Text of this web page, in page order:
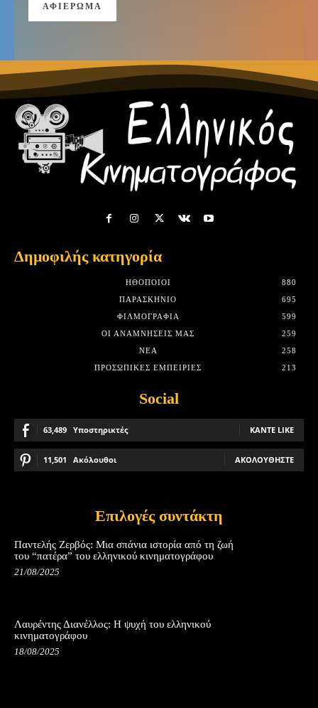
ΑΦΙΈΡΩΜΑ
Δημοφιλής κατηγορία
HΘΟΠΟΙΟΊ
880
ΠΑΡΑΣΚΉΝΙΟ
695
ΦΙΛΜΟΓΡΑΦΊΑ
599
ΟΙ ΑΝΑΜΝΉΣΕΙΣ ΜΑΣ
259
ΝΈΑ
258
ΠΡΟΣΩΠΙΚΈΣ ΕΜΠΕΙΡΊΕΣ
213
Social
63,489 Υποστηρικτές ΚΆΝΤΕ LIKE
11,501 Ακόλουθοι ΑΚΟΛΟΥΘΉΣΤΕ
Επιλογές συντάκτη
Παντελής Ζερβός: Μια σπάνια ιστορία από τη ζωή
του “πατέρα” του ελληνικού κινηματογράφου
21/08/2025
Λαυρέντης Διανέλλος: Η ψυχή του ελληνικού
κινηματογράφου
18/08/2025